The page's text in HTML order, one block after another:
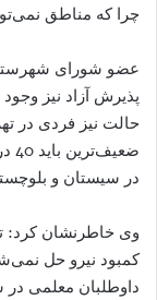
چرا که مناطق
عضو شورای
پذیرش آزاد نیز
در سیستان و
وی خاطرنشان کرد:
کمبود نیرو حل